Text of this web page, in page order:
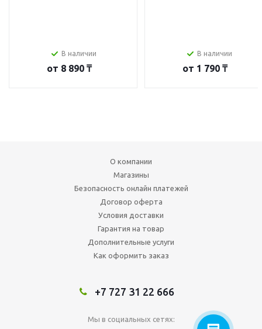
В наличии
от 8 890 ₸
В наличии
от 1 790 ₸
О компании
Магазины
Безопасность онлайн платежей
Договор оферта
Условия доставки
Гарантия на товар
Дополнительные услуги
Как оформить заказ
+7 727 31 22 666
Мы в социальных сетях: